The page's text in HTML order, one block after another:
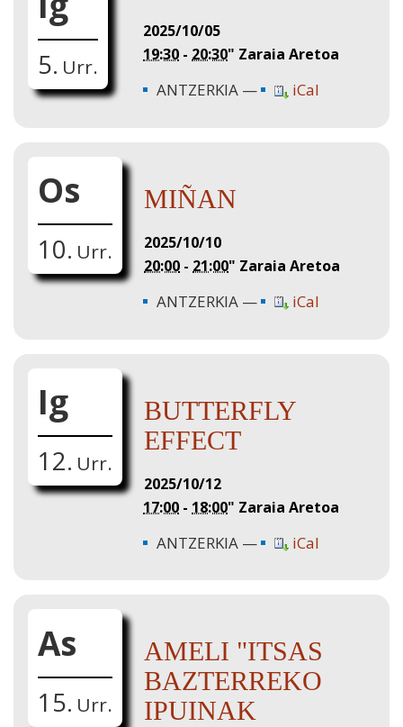
5. Urr.
2025/10/05
19:30 - 20:30" Zaraia Aretoa
ANTZERKIA iCal
Os
10. Urr.
MIÑAN
2025/10/10
20:00 - 21:00" Zaraia Aretoa
ANTZERKIA iCal
Ig
12. Urr.
BUTTERFLY
EFFECT
2025/10/12
17:00 - 18:00" Zaraia Aretoa
ANTZERKIA iCal
As
15. Urr.
AMELI "ITSAS
BAZTERREKO
IPUINAK